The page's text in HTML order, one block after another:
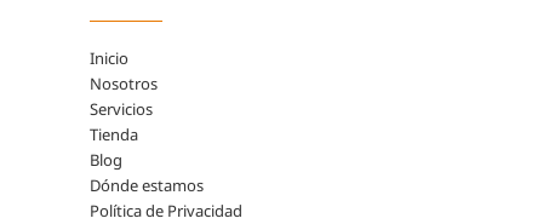
Inicio
Nosotros
Servicios
Tienda
Blog
Dónde estamos
Política de Privacidad